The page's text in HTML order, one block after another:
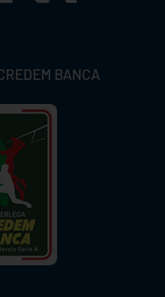
BANCA